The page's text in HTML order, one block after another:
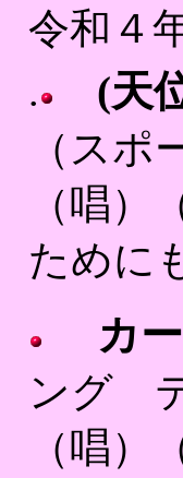
令和
.
(天
（ス
（唱
ために
カ
ング
（唱